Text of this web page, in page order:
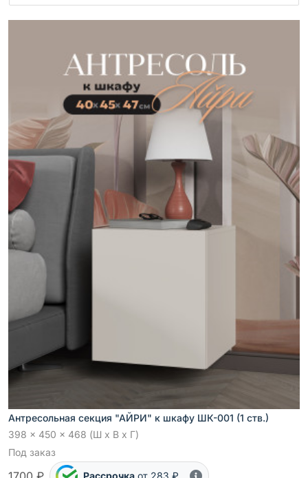
Антресольная секция "АЙРИ" к шкафу ШК-001 (1 ств.)
398 x 450 x 468 (Ш x В x Г)
Под заказ